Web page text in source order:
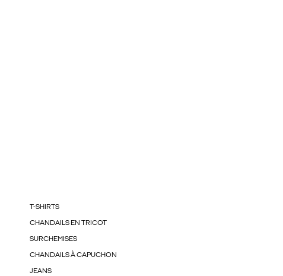
T-SHIRTS
CHANDAILS EN TRICOT
SURCHEMISES
CHANDAILS À CAPUCHON
JEANS